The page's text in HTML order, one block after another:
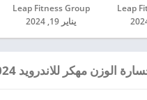
Leap
Leap Fitness Group‏
يناير 19, 2024
الوزن مهكر للاندرويد 2024